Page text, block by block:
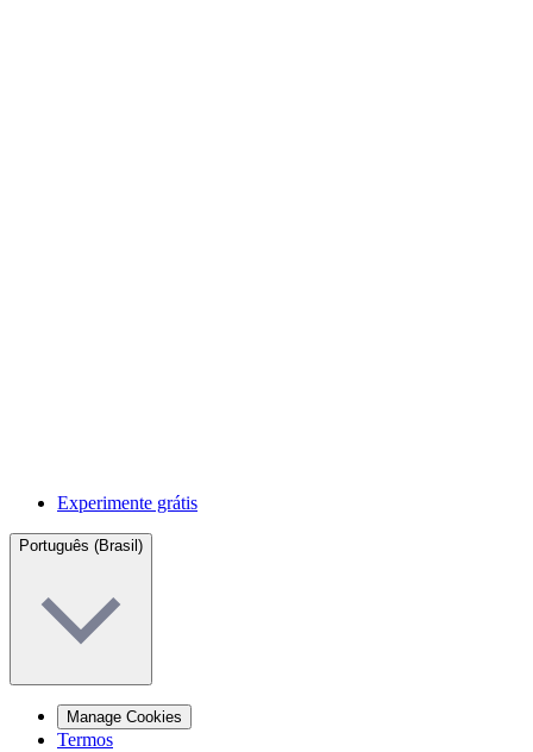
Experimente grátis
Português (Brasil)
Manage Cookies
Termos